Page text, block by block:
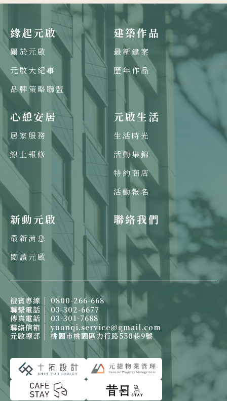
緣起元啟
關於元啟
元啟大紀事
品牌策略聯盟
建築作品
最新建案
歷年作品
心憩安居
居家服務
線上報修
元啟生活
生活時光
活動集錦
特約商店
活動報名
新動元啟
最新消息
閱讀元啟
聯絡我們
禮賓專線
0800-266-668
聯繫電話
03-302-6677
傳真電話
03-301-7688
聯絡信箱
yuanqi.service@gmail.com
元啟總部
桃園市桃園區力行路550巷9號